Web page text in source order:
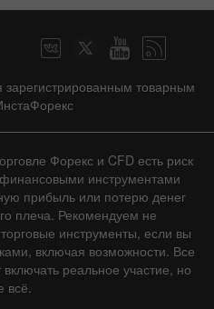
зарегистрированным товарным
Форекс и CFD есть риск
инструментами
прибыль или потерю денег
плеча. Рекомендуем не
инструменты, если вы
включая возможности. Все
реальное участие, но
всё.